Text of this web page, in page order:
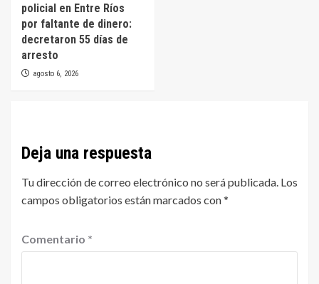
policial en Entre Ríos
por faltante de dinero:
decretaron 55 días de
arresto
agosto 6, 2026
Deja una respuesta
Tu dirección de correo electrónico no será publicada. Los
campos obligatorios están marcados con*
Comentario *